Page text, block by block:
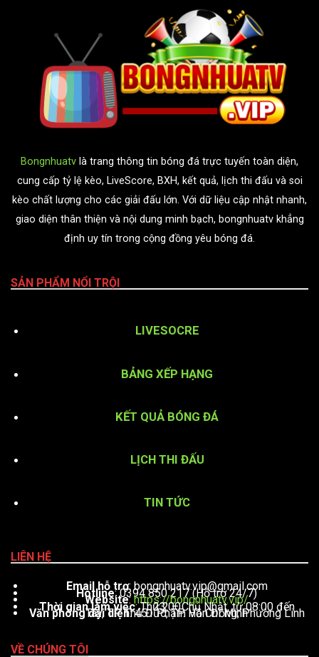
Bongnhuatv là trang thông tin bóng đá trực tuyến toàn diện,
cung cấp tỷ lệ kèo, LiveScore, BXH, kết quả, lịch thi đấu và soi
kèo chất lượng cho các giải đấu lớn. Với dữ liệu cập nhật nhanh,
giao diện thân thiện và nội dung minh bạch, bongnhuatv khẳng
định uy tín trong cộng đồng yêu bóng đá.
SẢN PHẨM NỔI TRỘI
LIVESOCRE
BẢNG XẾP HẠNG
KẾT QUẢ BÓNG ĐÁ
LỊCH THI ĐẤU
TIN TỨC
LIÊN HỆ
Email hỗ trợ:bongnhuatv.vip@gmail.com
Hotline: 0394 850 217 (Hỗ trợ 24/7)
Website:https://bongnhuatv.vip/
Thời gian làm việc : Thứ 2 – Chủ Nhật, từ 08:00 đến 23:00
Văn phòng đại diện: 451 Phạm Văn Đồng, Phường Linh Tây, TP. Thủ Đức, TP. Hồ Chí Minh
VỀ CHÚNG TÔI